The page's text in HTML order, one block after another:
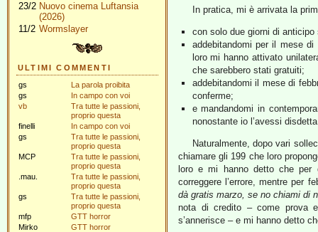
23/2 Nuovo cinema Luftansia
(2026)
11/2 Wormslayer
ULTIMI COMMENTI
gs
La parola proibita
gs
In campo con voi
vb
Tra tutte le passioni,
proprio questa
finelli
In campo con voi
gs
Tra tutte le passioni,
proprio questa
MCP
Tra tutte le passioni,
proprio questa
.mau.
Tra tutte le passioni,
proprio questa
gs
Tra tutte le passioni,
proprio questa
mfp
GTT horror
Mirko
GTT horror
In pratica, mi è arrivata la
con solo due giorni di
addebitandomi per il mese
loro mi hanno attivato
che sarebbero stati gratuiti;
addebitandomi il mese di
conferme;
e mandandomi in
nonostante io l’avessi
Naturalmente, dopo vari
chiamare gli 199 che loro
loro e mi hanno detto che per
correggere l’errore, mentre per
dà gratis marzo, se no chiami di
nota di credito – come prova
s’annerisce – e mi hanno detto